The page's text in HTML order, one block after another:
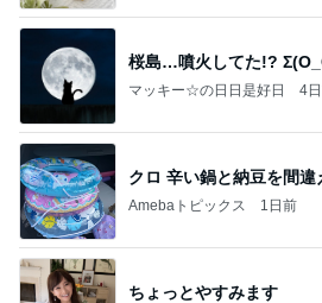
桜島…噴火してた!?
マッキー☆の日日是好日 4
クロ 辛い鍋と納豆を間違
Amebaトピックス 1日前
ちょっとやすみます